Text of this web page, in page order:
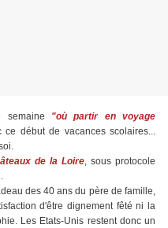
semaine "où partir en voyage
ce début de vacances scolaires...
de la Loire, sous protocole
des 40 ans du père de famille,
d'être dignement fêté ni la
Les Etats-Unis restent donc un